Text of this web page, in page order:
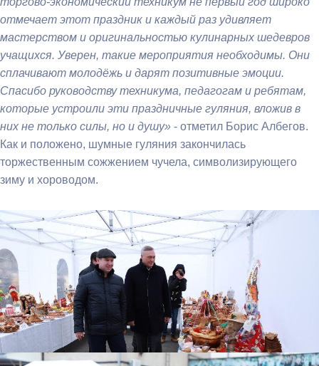
отмечает этот праздник и каждый раз удивляет
мастерством и оригинальностью кулинарных шедевров
учащихся. Уверен, такие мероприятия необходимы. Они
сплачивают молодёжь и дарят позитивные эмоции.
Спасибо руководству техникума, педагогам и ребятам,
которые устроили эти праздничные гуляния, вложив в
них не только силы, но и душу» - отметил Борис Албегов.
Как и положено, шумные гуляния закончилась
торжественным сожжением чучела, символизирующего
зиму и хороводом.